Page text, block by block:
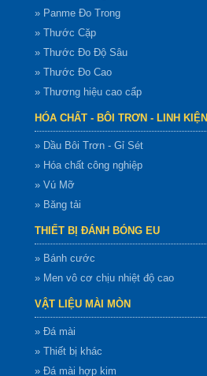
» Panme Đo Trong
» Thước Cặp
» Thước Đo Độ Sâu
» Thước Đo Cao
» Thương hiệu cao cấp
HÓA CHẤT - BÔI TRƠN - LINH KIỆN
» Dầu Bôi Trơn - Gỉ Sét
» Hóa chất công nghiệp
» Vú Mỡ
» Băng tải
THIẾT BỊ ĐÁNH BÓNG EU
» Bánh cước
» Men vô cơ chịu nhiệt độ cao
VẬT LIỆU MÀI MÒN
» Đá mài
» Thiết bị khác
» Đá mài hợp kim